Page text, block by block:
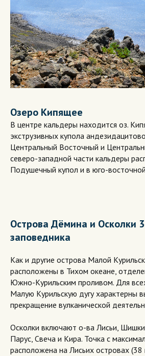
Озеро Кипящее
В центре кальдеры находится оз.
экструзивных купола
Центральный Восточный и
северо-западной части кальдеры
Подушечный купол и в юго-
Острова Дёмина и Осколки
заповедника
Как и другие острова Малой
расположены в Тихом океане,
Южно-Курильским проливом. Для
Малую Курильскую дугу характерны
прекращение вулканической
Осколки включают о-ва Лисьи,
Парус, Свеча и Кира. Точка с
расположена на Лисьих островах (38